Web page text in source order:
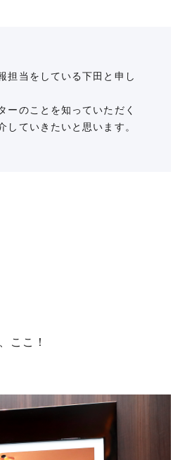
担当をしている下田と申し
ーのことを知っていただく
ていきたいと思います。
ここ！